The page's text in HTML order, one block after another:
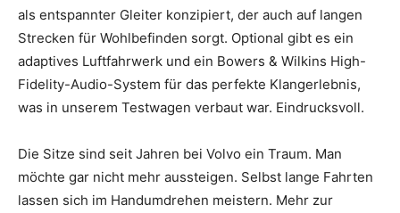
als entspannter Gleiter konzipiert, der auch auf langen
Strecken für Wohlbefinden sorgt. Optional gibt es ein
adaptives Luftfahrwerk und ein Bowers & Wilkins High-
Fidelity-Audio-System für das perfekte Klangerlebnis,
was in unserem Testwagen verbaut war. Eindrucksvoll.
Die Sitze sind seit Jahren bei Volvo ein Traum. Man
möchte gar nicht mehr aussteigen. Selbst lange Fahrten
lassen sich im Handumdrehen meistern. Mehr zur